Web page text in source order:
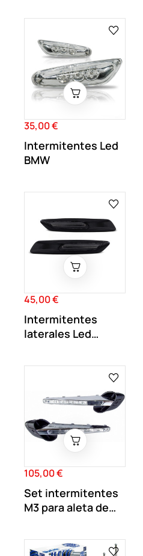
Precio
35,00 €
Intermitentes Led
BMW
Precio
45,00 €
Intermitentes
laterales Led
Ahumados...
Precio
105,00 €
Set intermitentes
M3 para aleta de